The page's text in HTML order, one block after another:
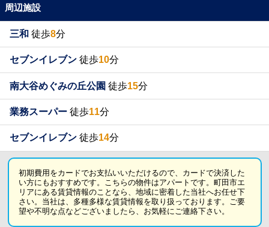
周辺施設
三和 徒歩8分
セブンイレブン 徒歩10分
南大谷めぐみの丘公園 徒歩15分
業務スーパー 徒歩11分
セブンイレブン 徒歩14分
初期費用をカードでお支払いいただけるので、カードで決済した
い方にもおすすめです。こちらの物件はアパートです。町田市エ
リアにある賃貸情報のことなら、地域に密着した当社へお任せ下
さい。当社は、多種多様な賃貸情報を取り扱っております。ご要
望や不明な点などございましたら、お気軽にご連絡下さい。